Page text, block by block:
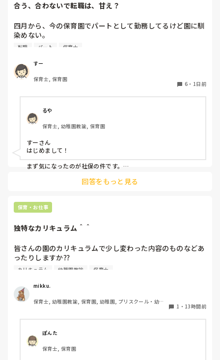
合う、合わないで転職は、甘え？
四月から、今の保育園でパートとして勤務してるけど園に馴
染めない。
前勤務してた園は8年続いたのに。。
なんでこんなに馴染めないんだろう。。
先生達はいい人達だと思う。
いし、気になる。気にしないようにしてる。
休憩中とか話の輪に入って話す時もあれば、話したくない
時、不慣れからか、人見知りで、喋れない時がある。みんな
でワイワイ話してすごいなって思う。
会社内の働き方改革か、来年から、扶養内は106万だけにな
るらしい。社保に入るなら週5にしなきゃいけないみた
い。。。今の自分は、まだそんなに働けない。。
子どもはかわいいけど、毎日体痛いし、疲れました。
他の職場を探そうかな。甘えでしょうか？
転職 パート 保育士
すー
保育士, 保育園
6 ・ 1日前
るや
保育士, 幼稚園教諭, 保育園
すーさん
はじめまして！
まず気になったのが社保の件です。
せば加入対象となります。
企業規模要件の段階的撤廃：現行の「従業員数51人以上」の要
的に全企業（1人以上）へ拡大されます。
従業員数がこの条件より少ない法人？でしょうか？
合う合わないは誰にでもあるし、それを早い段階で見極めるこ
とも必要だと思っています。
何が合わなかったのか。
次に同じことにならないためにちょっと考えてみると良いかも
です😊
回答をもっと見る
保育・お仕事
独特なカリキュラム＾＾
皆さんの園のカリキュラムで少し変わった内容のものなどあ
ったりしますか⁇
のみ）・乾布摩擦（年中組以上児が体育の時間に体操服の上
から行っています）があります。
♪
カリキュラム 幼稚園教諭 保育士
mikku.
保育士, 幼稚園教諭, 保育園, 幼稚園, プリスクール・幼児
1 ・ 13時間前
ぽんた
保育士, 保育園